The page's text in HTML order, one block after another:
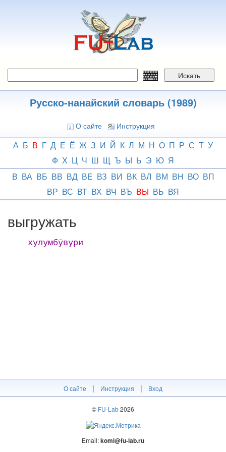
Искать
Русско-нанайский словарь (1989)
О сайте Инструкция
А Б В Г Д Е Ё Ж З И Й К Л М Н О П Р С Т У
Ф Х Ц Ч Ш Щ Ъ Ы Ь Э Ю Я
В ВА ВБ ВВ ВД ВЕ ВЗ ВИ ВК ВЛ ВМ ВН ВО ВП
ВР ВС ВТ ВХ ВЧ ВЪ ВЫ ВЬ ВЯ
выгружать
хулумбӯвури
О сайте | Инструкция | Вход
© FU-Lab2026
Email:komi@fu-lab.ru